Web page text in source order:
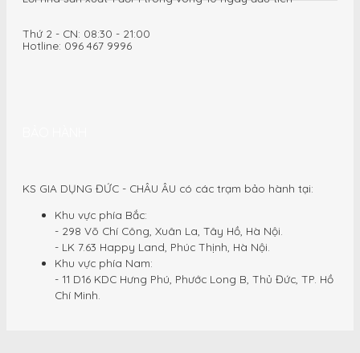
Thứ 2 - CN: 08:30 - 21:00
Hotline: 096 467 9996
KS GIA DỤNG ĐỨC - CHÂU ÂU có các trạm bảo hành tại:
Khu vực phía Bắc:
- 298 Võ Chí Công, Xuân La, Tây Hồ, Hà Nội.
- LK 7.63 Happy Land, Phúc Thịnh, Hà Nội.
Khu vực phía Nam:
- 11 D16 KDC Hưng Phú, Phước Long B, Thủ Đức, TP. Hồ
Chí Minh.